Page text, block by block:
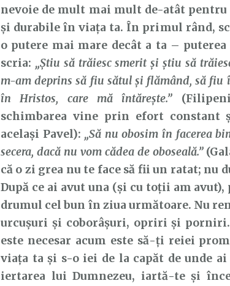
nevoie de mult mai mult de-atât
și durabile în viața ta. În primul rând,
o putere mai mare decât a ta –
scria: „Ştiu să trăiesc smerit şi ştiu să
m-am deprins să fiu sătul şi flămând, să fiu
în Hristos, care mă întăreşte.”
schimbarea vine prin efort constant
același Pavel): „Să nu obosim în facerea
secera, dacă nu vom cădea de oboseală.”
că o zi grea nu te face să fii un ratat; nu
După ce ai avut una (și cu toții am
drumul cel bun în ziua următoare. Nu
urcușuri și coborâșuri, opriri și porniri.
este necesar acum este să-ți reiei
viața ta și s-o iei de la capăt de unde ai
iertarea lui Dumnezeu, iartă-te și